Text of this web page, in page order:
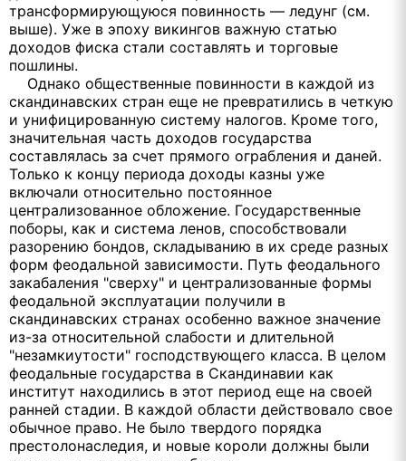
трансформирующуюся повинность — ледунг (см.
выше). Уже в эпоху викингов важную статью
доходов фиска стали составлять и торговые
пошлины.
Однако общественные повинности в каждой из
скандинавских стран еще не превратились в четкую
и унифицированную систему налогов. Кроме того,
значительная часть доходов государства
составлялась за счет прямого ограбления и даней.
Только к концу периода доходы казны уже
включали относительно постоянное
централизованное обложение. Государственные
поборы, как и система ленов, способствовали
разорению бондов, складыванию в их среде разных
форм феодальной зависимости. Путь феодального
закабаления "сверху" и централизованные формы
феодальной эксплуатации получили в
скандинавских странах особенно важное значение
из-за относительной слабости и длительной
"незамкиутости" господствующего класса. В целом
феодальные государства в Скандинавии как
институт находились в этот период еще на своей
ранней стадии. В каждой области действовало свое
обычное право. Не было твердого порядка
престолонаследия, и новые короли должны были